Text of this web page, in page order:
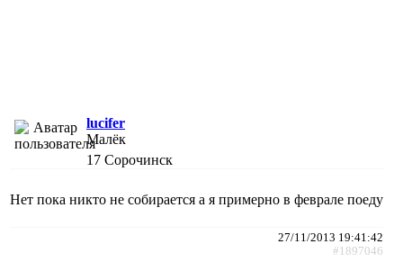
lucifer
Малёк
17 Сорочинск
Нет пока никто не собирается а я примерно в феврале поеду
27/11/2013 19:41:42
#1897046